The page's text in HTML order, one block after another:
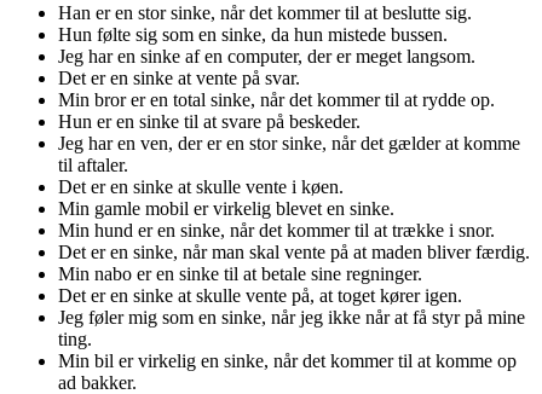
Han er en stor sinke, når det kommer til at beslutte sig.
Hun følte sig som en sinke, da hun mistede bussen.
Jeg har en sinke af en computer, der er meget langsom.
Det er en sinke at vente på svar.
Min bror er en total sinke, når det kommer til at rydde op.
Hun er en sinke til at svare på beskeder.
Jeg har en ven, der er en stor sinke, når det gælder at komme
til aftaler.
Det er en sinke at skulle vente i køen.
Min gamle mobil er virkelig blevet en sinke.
Min hund er en sinke, når det kommer til at trække i snor.
Det er en sinke, når man skal vente på at maden bliver færdig.
Min nabo er en sinke til at betale sine regninger.
Det er en sinke at skulle vente på, at toget kører igen.
Jeg føler mig som en sinke, når jeg ikke når at få styr på mine
ting.
Min bil er virkelig en sinke, når det kommer til at komme op
ad bakker.